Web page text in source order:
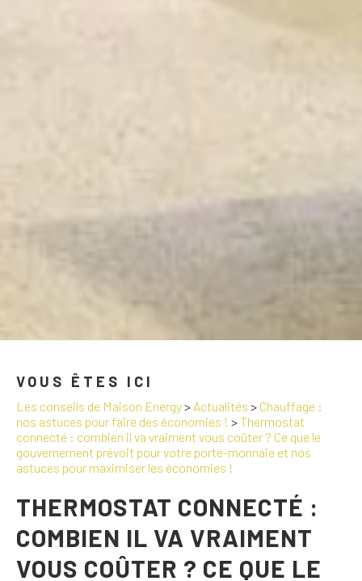
VOUS ÊTES ICI
Les conseils de Maison Energy> Actualités > Chauffage :
nos astuces pour faire des économies ! > Thermostat
connecté : combien il va vraiment vous coûter ? Ce que le
gouvernement prévoit pour votre porte-monnaie et nos
astuces pour maximiser les économies !
THERMOSTAT CONNECTÉ :
COMBIEN IL VA VRAIMENT
VOUS COÛTER ? CE QUE LE